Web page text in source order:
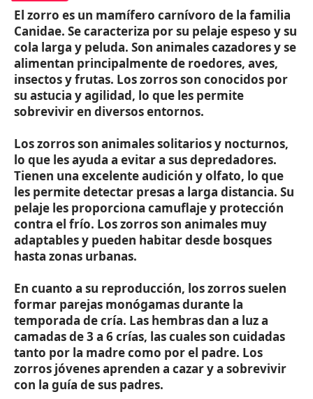
El zorro es un mamífero carnívoro de la familia
Canidae. Se caracteriza por su pelaje espeso y su
cola larga y peluda. Son animales cazadores y se
alimentan principalmente de roedores, aves,
insectos y frutas. Los zorros son conocidos por
su astucia y agilidad, lo que les permite
sobrevivir en diversos entornos.
Los zorros son animales solitarios y nocturnos,
lo que les ayuda a evitar a sus depredadores.
Tienen una excelente audición y olfato, lo que
les permite detectar presas a larga distancia. Su
pelaje les proporciona camuflaje y protección
contra el frío. Los zorros son animales muy
adaptables y pueden habitar desde bosques
hasta zonas urbanas.
En cuanto a su reproducción, los zorros suelen
formar parejas monógamas durante la
temporada de cría. Las hembras dan a luz a
camadas de 3 a 6 crías, las cuales son cuidadas
tanto por la madre como por el padre. Los
zorros jóvenes aprenden a cazar y a sobrevivir
con la guía de sus padres.